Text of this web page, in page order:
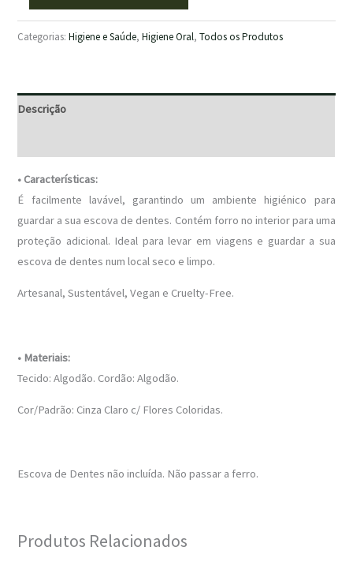
Categorias:Higiene e Saúde,Higiene Oral,Todos os Produtos
Descrição
• Características:
É facilmente lavável, garantindo um ambiente higiénico para
guardar a sua escova de dentes. Contém forro no interior para uma
proteção adicional. Ideal para levar em viagens e guardar a sua
escova de dentes num local seco e limpo.
Artesanal, Sustentável, Vegan e Cruelty-Free.
• Materiais:
Tecido: Algodão. Cordão: Algodão.
Cor/Padrão: Cinza Claro c/ Flores Coloridas.
Escova de Dentes não incluída. Não passar a ferro.
Produtos Relacionados